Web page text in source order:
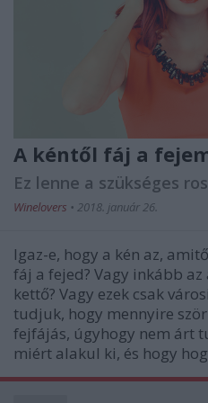
A kéntől fáj a
Ez lenne a szükséges
Winelovers • 2018. január 26.
Igaz-e, hogy a kén az,
fáj a fejed? Vagy inkább
kettő? Vagy ezek csak
tudjuk, hogy mennyire
fejfájás, úgyhogy nem árt
miért alakul ki, és hogy